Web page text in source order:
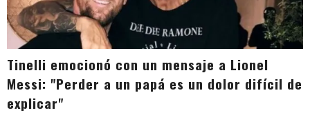
Tinelli emocionó con un mensaje a Lionel
Messi: "Perder a un papá es un dolor difícil de
explicar"